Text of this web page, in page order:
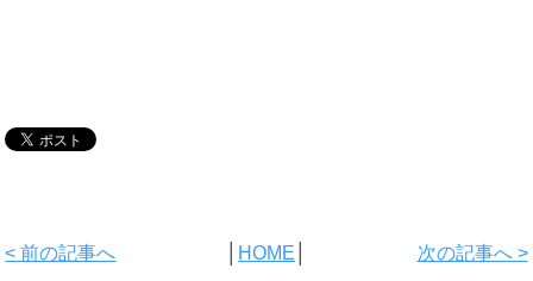
< 前の記事へ HOME 次の記事へ >